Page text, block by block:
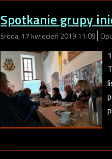
Spotkanie grupy
środa, 17 kwiecień 2019 11:09